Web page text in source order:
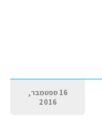
16 ספטמבר,
2016